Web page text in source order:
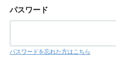
パスワード
パスワードを忘れた方はこちら